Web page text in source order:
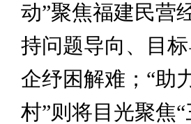
动”聚焦福建民营
持问题导向、目
企纾困解难；“助
村”则将目光聚焦